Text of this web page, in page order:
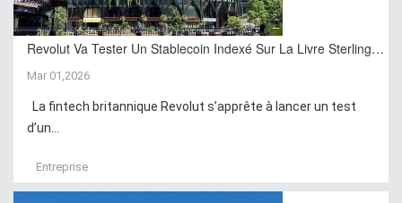
Revolut Va Tester Un Stablecoin Indexé Sur La Livre Sterling…
Mar 01,2026
La fintech britannique Revolut s’apprête à lancer un test
d’un...
Entreprise